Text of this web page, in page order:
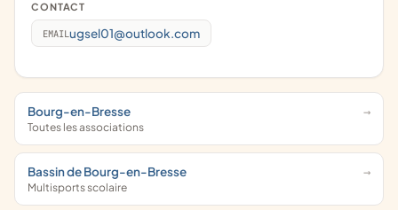
CONTACT
EMAIL ugsel01@outlook.com
Bourg-en-Bresse
Toutes les associations
Bassin de Bourg-en-Bresse
Multisports scolaire